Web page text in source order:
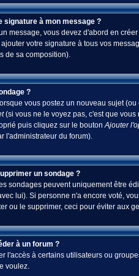
signature à mon message ?
message, vous devez d'abord en
votre signature à tous vos
de sa composition).
?
vous postez un nouveau sujet
(si vous ne le voyez pas, c'est que
puis cliquez sur le boutonAjouter
l'administrateur du forum).
un sondage ?
sondages peuvent uniquement être
lui). Si personne n'a encore voté,
ou le supprimer, ceci pour éviter aux
à un forum ?
l'accès à certains utilisateurs ou
voulez.